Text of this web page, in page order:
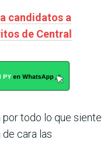
candidatos a
de Central
todo lo que siente
cara las